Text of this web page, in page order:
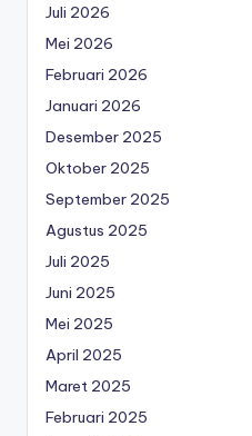
Juli 2026
Mei 2026
Februari 2026
Januari 2026
Desember 2025
Oktober 2025
September 2025
Agustus 2025
Juli 2025
Juni 2025
Mei 2025
April 2025
Maret 2025
Februari 2025